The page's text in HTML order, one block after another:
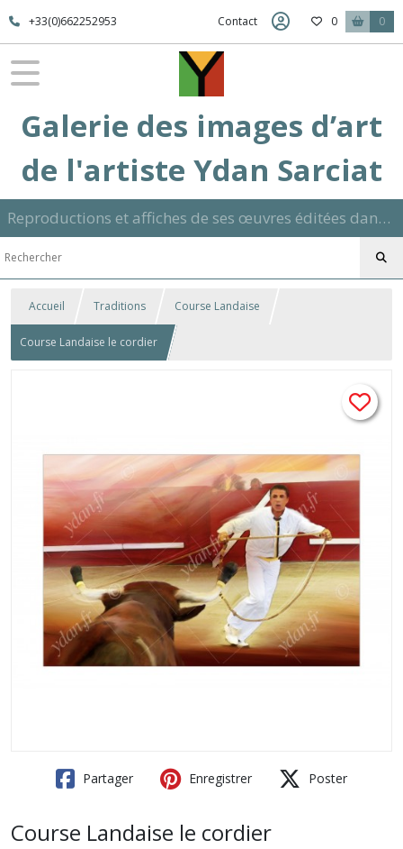
+33(0)662252953 Contact 0 0
Galerie des images d’art
de l'artiste Ydan Sarciat
Reproductions et affiches de ses œuvres éditées dans son atelier sur papier ou toile dans différents formats et signées manuscrite
Accueil Traditions Course Landaise
Course Landaise le cordier
Partager Enregistrer Poster
Course Landaise le cordier